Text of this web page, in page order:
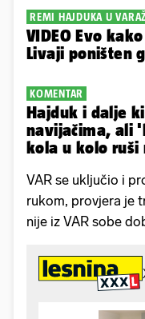
REMI HAJDUKA U
VIDEO Evo
Livaji poništen
KOMENTAR
Hajduk i dalje kida živce svojim
navijačima, ali
kola u kolo ruši
VAR se uključio i
rukom, provjera je
nije iz VAR sobe